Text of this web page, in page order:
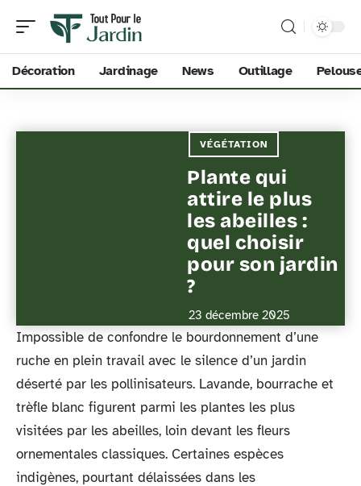
Décoration Jardinage News Outillage
VÉGÉTATION
Plante qui
attire le plus
les abeilles :
quel choisir
pour son jardin
?
23 décembre 2025
Impossible de confondre le bourdonnement d’une
ruche en plein travail avec le silence d’un jardin
déserté par les pollinisateurs. Lavande, bourrache et
trèfle blanc figurent parmi les plantes les plus
visitées par les abeilles, loin devant les fleurs
ornementales classiques. Certaines espèces
indigènes, pourtant délaissées dans les